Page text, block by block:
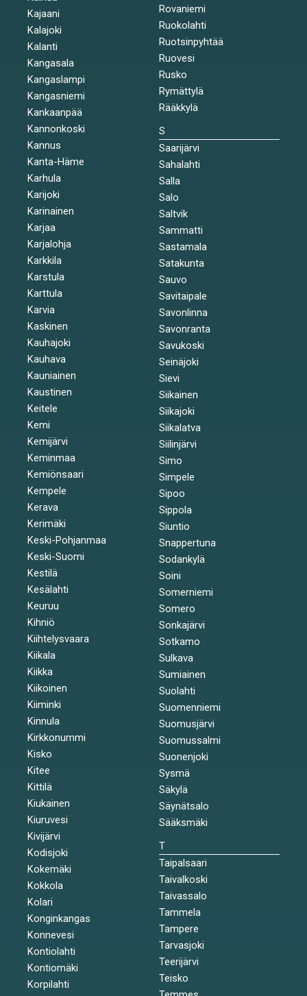
Kajaani
Kalajoki
Kalanti
Kangasala
Kangaslampi
Kangasniemi
Kankaanpää
Kannonkoski
Kannus
Kanta-Häme
Karhula
Karijoki
Karinainen
Karjaa
Karjalohja
Karkkila
Karstula
Karttula
Karvia
Kaskinen
Kauhajoki
Kauhava
Kauniainen
Kaustinen
Keitele
Kemi
Kemijärvi
Keminmaa
Kemiönsaari
Kempele
Kerava
Kerimäki
Keski-Pohjanmaa
Keski-Suomi
Kestilä
Kesälahti
Keuruu
Kihniö
Kiihtelysvaara
Kiikala
Kiikka
Kiikoinen
Kiiminki
Kinnula
Kirkkonummi
Kisko
Kitee
Kittilä
Kiukainen
Kiuruvesi
Kivijärvi
Kodisjoki
Kokemäki
Kokkola
Kolari
Konginkangas
Konnevesi
Kontiolahti
Kontiomäki
Korpilahti
Rovaniemi
Ruokolahti
Ruotsinpyhtää
Ruovesi
Rusko
Rymättylä
Rääkkylä
S
Saarijärvi
Sahalahti
Salla
Salo
Saltvik
Sammatti
Sastamala
Satakunta
Sauvo
Savitaipale
Savonlinna
Savonranta
Savukoski
Seinäjoki
Sievi
Siikainen
Siikajoki
Siikalatva
Siilinjärvi
Simo
Simpele
Sipoo
Sippola
Siuntio
Snappertuna
Sodankylä
Soini
Somerniemi
Somero
Sonkajärvi
Sotkamo
Sulkava
Sumiainen
Suolahti
Suomenniemi
Suomusjärvi
Suomussalmi
Suonenjoki
Sysmä
Säkylä
Säynätsalo
Sääksmäki
T
Taipalsaari
Taivalkoski
Taivassalo
Tammela
Tampere
Tarvasjoki
Teerijärvi
Teisko